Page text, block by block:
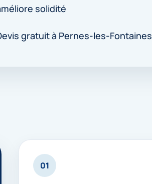
solidité
gratuit à Pernes-les-Fontaines
01